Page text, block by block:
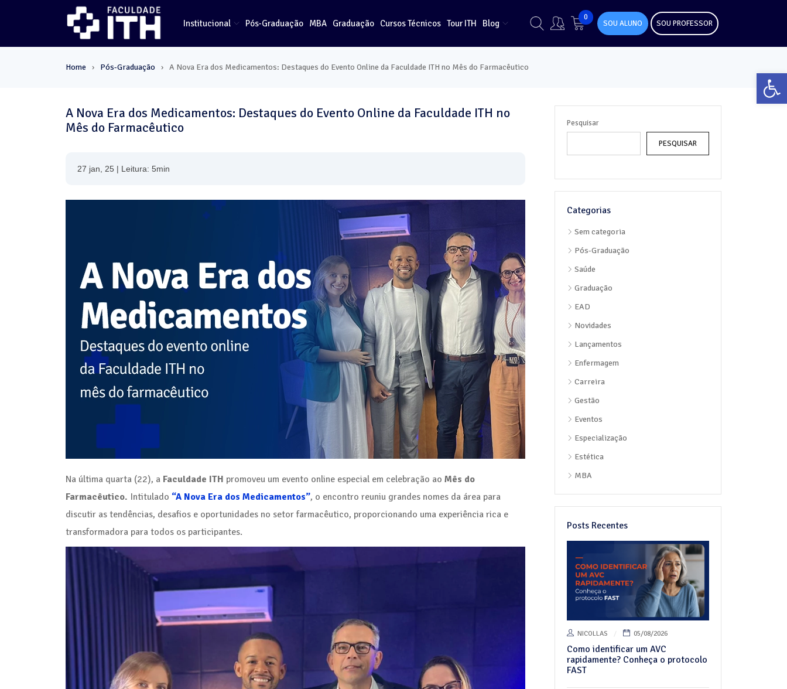
Institucional Pós-Graduação MBA Graduação Cursos Técnicos Tour ITH Blog
0
SOU ALUNO SOU PROFESSOR
Home › Pós-Graduação › A Nova Era dos Medicamentos: Destaques do Evento Online da Faculdade ITH no Mês do Farmacêutico
A Nova Era dos Medicamentos: Destaques do Evento Online da Faculdade ITH no
Mês do Farmacêutico
27 jan, 25 | Leitura: 5min
Na última quarta (22), a Faculdade ITH promoveu um evento online especial em celebração ao Mês do
Farmacêutico. Intitulado “A Nova Era dos Medicamentos”, o encontro reuniu grandes nomes da área para
discutir as tendências, desafios e oportunidades no setor farmacêutico, proporcionando uma experiência rica e
transformadora para todos os participantes.
Pesquisar
PESQUISAR
Categorias
Sem categoria
Pós-Graduação
Saúde
Graduação
EAD
Novidades
Lançamentos
Enfermagem
Carreira
Gestão
Eventos
Especialização
Estética
MBA
Posts Recentes
NICOLLAS 05/08/2026
Como identificar um AVC
rapidamente? Conheça o protocolo
FAST